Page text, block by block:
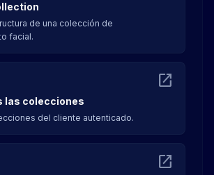
de una colección de
facial.
open_in_new
las colecciones
del cliente autenticado.
open_in_new